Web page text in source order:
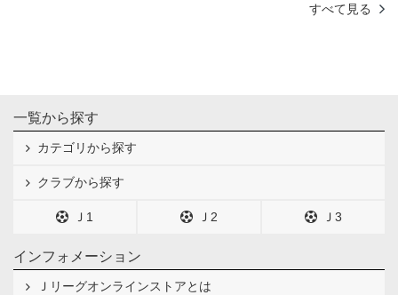
すべて見る
一覧から探す
カテゴリから探す
クラブから探す
Ｊ1 Ｊ2 Ｊ3
インフォメーション
Ｊリーグオンラインストアとは